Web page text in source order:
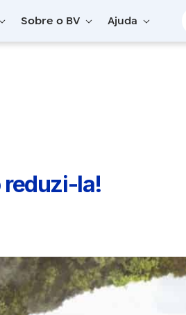
Sobre o BV Ajuda
reduzi-la!